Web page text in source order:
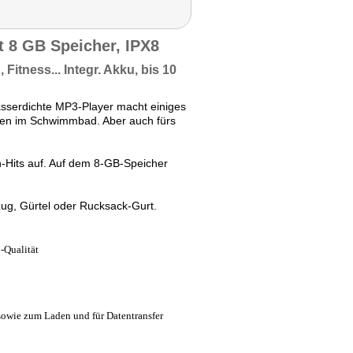
GB Speicher, IPX8
Fitness... Integr. Akku, bis 10
MP3-Player macht einiges
im Schwimmbad. Aber auch fürs
auf. Auf dem 8-GB-Speicher
Gürtel oder Rucksack-Gurt.
Qualität
zum Laden und für Datentransfer